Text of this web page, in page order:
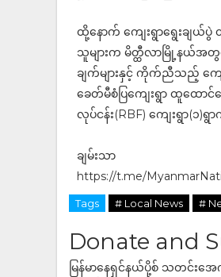
ထို့နောက် ကျေးရွာရွေးချယ်
သူများက မိတ္ထီလာမြို့နယ်အ
ချက်များနှင့် ကိုက်ညီသည့် ကျေး
ခေတ်မီစံပြကျေးရွာ ထူထောင်ရ
လုပ်ငန်း(RBF) ကျေးရွာ(၁)
ချမ်းသာ
https://t.me/
Tags # Local News #
Donate and
မြန်မာနေရှင်နယ်ပို့စ် သတင်းအ